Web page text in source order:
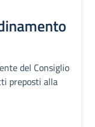
del Consiglio
preposti alla